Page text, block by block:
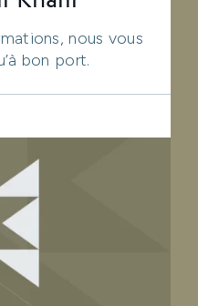
nous vous
bon port.